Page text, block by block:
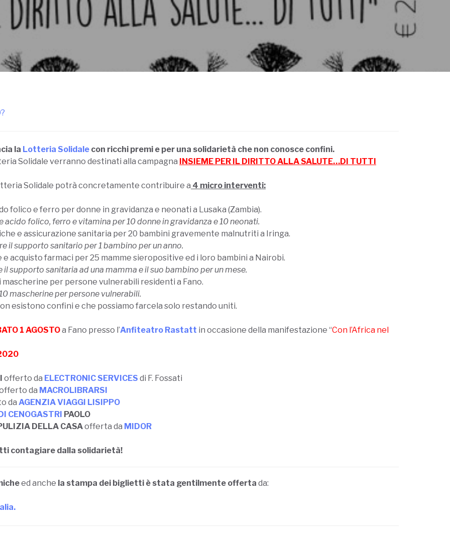
la Lotteria Solidale con ricchi premi e per una solidarietà che non conosce confini.
Solidale verranno destinati alla campagna INSIEME PER IL DIRITTO ALLA SALUTE…DI TUTTI
Solidale potrà concretamente contribuire a 4 micro interventi:
folico e ferro per donne in gravidanza e neonati a Lusaka (Zambia).
folico, ferro e vitamina per 10 donne in gravidanza e 10 neonati.
e assicurazione sanitaria per 20 bambini gravemente malnutriti a Iringa.
il supporto sanitario per 1 bambino per un anno.
e acquisto farmaci per 25 mamme sieropositive ed i loro bambini a Nairobi.
supporto sanitaria ad una mamma e il suo bambino per un mese.
mascherine per persone vulnerabili residenti a Fano.
mascherine per persone vulnerabili.
esistono confini e che possiamo farcela solo restando uniti.
1 AGOSTOa Fano presso l’Anfiteatro Rastatt in occasione della manifestazione “Con l’Africa nel
offerto da ELECTRONIC SERVICES di F. Fossati
da MACROLIBRARSI
da AGENZIA VIAGGI LISIPPO
CENOGASTRI PAOLO
DELLA CASAofferta da MIDOR
contagiare dalla solidarietà!
ed anche la stampa dei biglietti è stata gentilmente offerta da: